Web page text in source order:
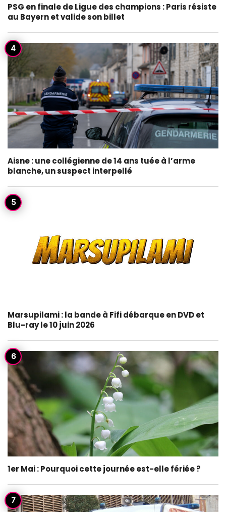
PSG en finale de Ligue des champions : Paris résiste
au Bayern et valide son billet
Aisne : une collégienne de 14 ans tuée à l’arme
blanche, un suspect interpellé
Marsupilami : la bande à Fifi débarque en DVD et
Blu-ray le 10 juin 2026
1er Mai : Pourquoi cette journée est-elle fériée ?